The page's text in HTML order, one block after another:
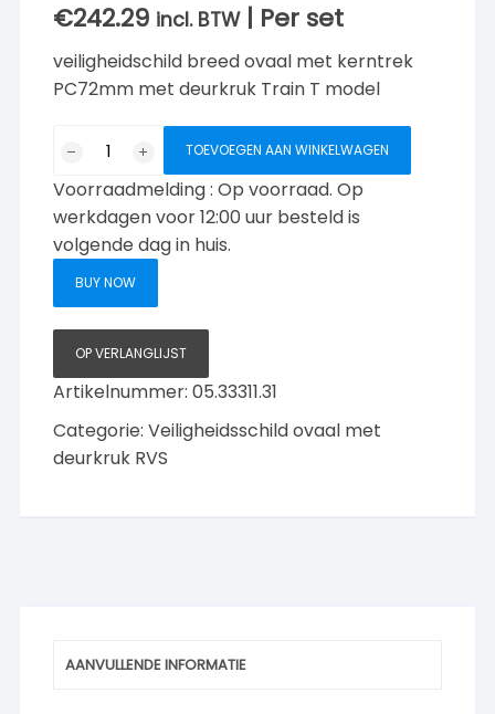
€242.29 incl. BTW | Per set
veiligheidschild breed ovaal met kerntrek
PC72mm met deurkruk Train T model
kerntrek
ovaal
PC72mm
Deurklink
TOEVOEGEN AAN WINKELWAGEN
Voorraadmelding : Op voorraad. Op
werkdagen voor 12:00 uur besteld is
volgende dag in huis.
BUY NOW
OP VERLANGLIJST
Artikelnummer:05.33311.31
Categorie:Veiligheidsschild ovaal met
deurkruk RVS
AANVULLENDE INFORMATIE